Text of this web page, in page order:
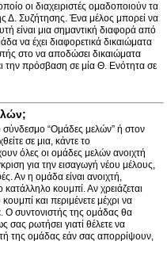
οι διαχειριστές ομαδοποιούν τα
Δ. Συζήτησης. Ένα μέλος μπορεί να
είναι μια σημαντική διαφορά από
να έχει διαφορετικά δικαιώματα
στο να αποδώσει δικαιώματα
την πρόσβαση σε μία Θ. Ενότητα σε
σύνδεσμο “Ομάδες μελών” ή στον
σε μια, κάντε το
όλες οι ομάδες μελών ανοιχτή
για την εισαγωγή νέου μέλους,
Αν η ομάδα είναι ανοιχτή,
κατάλληλο κουμπί. Αν χρειάζεται
και περιμένετε μέχρι να
Ο συντονιστής της ομάδας θα
σας ρωτήσει γιατί θέλετε να
της ομάδας εάν σας απορρίψουν,